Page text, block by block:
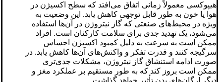
هیپوکسی معمولاً زمانی اتفاق می‌افتد که سطح اکسیژن در
هوا یا خون به طور قابل توجهی کاهش یابد. این وضعیت به
ویژه در محیط‌های صنعتی که گاز نیتروژن در آن‌ها استفاده
می‌شود، یک تهدید جدی برای سلامت کارکنان است. افراد
ممکن است به سرعت به دلیل کمبود اکسیژن احساس
سرگیجه کنند و قدرت تفکر و واکنش‌های آن‌ها کاهش یابد. در
صورت ادامه استنشاق گاز نیتروژن، مشکلات جدی‌تری
ممکن است بروز کند که به طور مستقیم بر عملکرد مغز و
دیگر ارگان‌های بدن تأثیر خواهد گذاشت.